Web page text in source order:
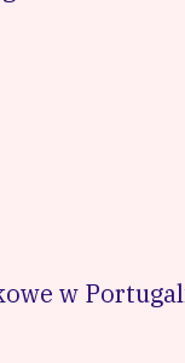
w